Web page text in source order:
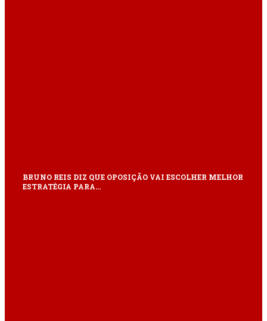
BRUNO REIS DIZ QUE OPOSIÇÃO VAI ESCOLHER MELHOR
ESTRATÉGIA PARA…